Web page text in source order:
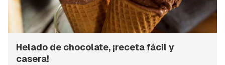
Helado de chocolate, ¡receta fácil y
casera!